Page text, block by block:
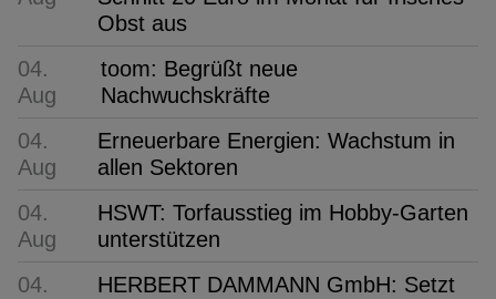
Obst aus
04.
Aug
toom: Begrüßt neue
Nachwuchskräfte
04.
Aug
Erneuerbare Energien: Wachstum in
allen Sektoren
04.
Aug
HSWT: Torfausstieg im Hobby-Garten
unterstützen
04.
HERBERT DAMMANN GmbH: Setzt